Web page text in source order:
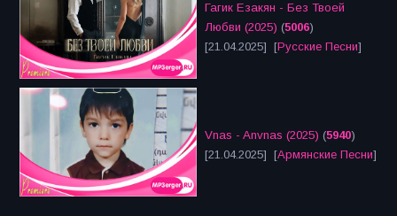
Гагик Езакян - Без Твоей
Любви (2025) (5006)
[21.04.2025] [Русские Песни]
Vnas - Anvnas (2025) (5940)
[21.04.2025] [Армянские Песни]